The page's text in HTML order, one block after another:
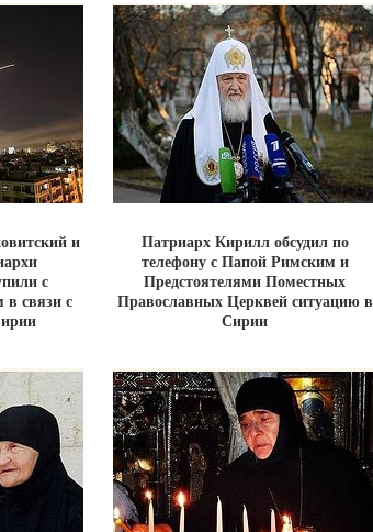
и
с
в связи с
Патриарх Кирилл обсудил по
телефону с Папой Римским и
Предстоятелями Поместных
Православных Церквей ситуацию в
Сирии